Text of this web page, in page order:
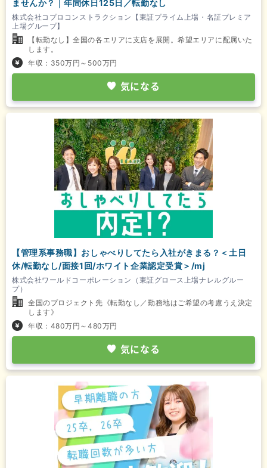
ませんか？｜年間休日125日／転勤なし
株式会社コプロコンストラクション【東証プライム上場・名証プレミア
上場グループ】
【転勤なし】全国の各エリアに支店を展開。希望エリアに配属いた
します。
年収：350万円～500万円
気になる
【管理系事務職】おしゃべりしてたら入社がきまる？＜土日
休/転勤なし/面接1回/ホワイト企業認定受賞＞/mj
株式会社ワールドコーポレーション（東証グロース上場ナレルグルー
プ）
全国のプロジェクト先《転勤なし／勤務地はご希望の考慮うえ決定
します》
年収：480万円～480万円
気になる